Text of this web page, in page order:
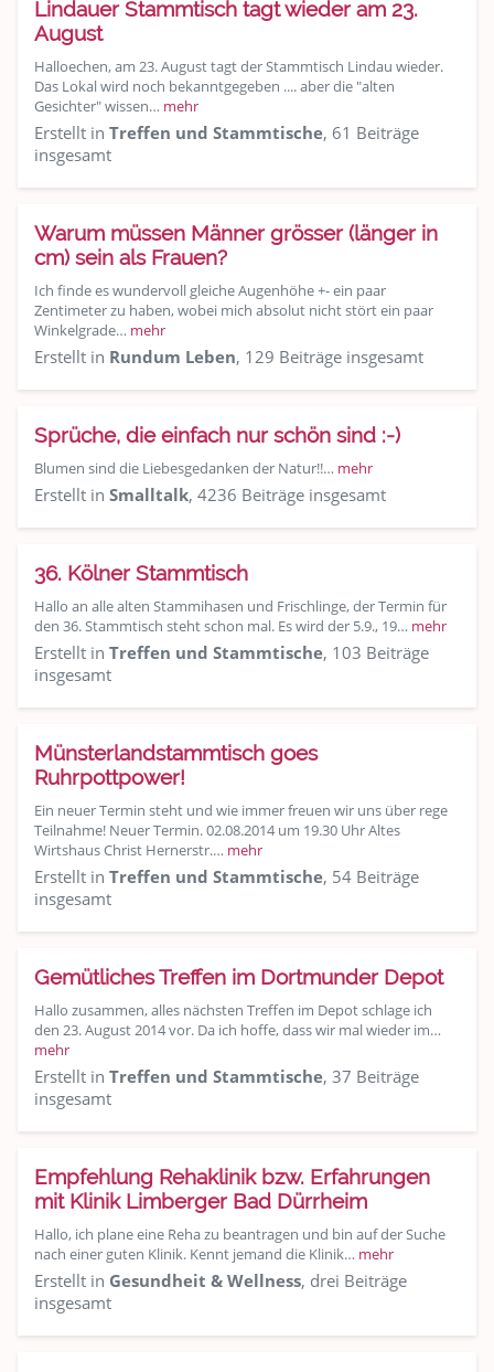
Lindauer Stammtisch tagt wieder am 23.
August
Halloechen, am 23. August tagt der Stammtisch Lindau wieder.
Das Lokal wird noch bekanntgegeben .... aber die "alten
Gesichter" wissen… mehr
Erstellt in Treffen und Stammtische, 61 Beiträge
insgesamt
Warum müssen Männer grösser (länger in
cm) sein als Frauen?
Ich finde es wundervoll gleiche Augenhöhe +- ein paar
Zentimeter zu haben, wobei mich absolut nicht stört ein paar
Winkelgrade… mehr
Erstellt in Rundum Leben, 129 Beiträge insgesamt
Sprüche, die einfach nur schön sind :-)
Blumen sind die Liebesgedanken der Natur!!… mehr
Erstellt in Smalltalk, 4236 Beiträge insgesamt
36. Kölner Stammtisch
Hallo an alle alten Stammihasen und Frischlinge, der Termin für
den 36. Stammtisch steht schon mal. Es wird der 5.9., 19… mehr
Erstellt in Treffen und Stammtische, 103 Beiträge
insgesamt
Münsterlandstammtisch goes
Ruhrpottpower!
Ein neuer Termin steht und wie immer freuen wir uns über rege
Teilnahme! Neuer Termin. 02.08.2014 um 19.30 Uhr Altes
Wirtshaus Christ Hernerstr.… mehr
Erstellt in Treffen und Stammtische, 54 Beiträge
insgesamt
Gemütliches Treffen im Dortmunder Depot
Hallo zusammen, alles nächsten Treffen im Depot schlage ich
den 23. August 2014 vor. Da ich hoffe, dass wir mal wieder im…
mehr
Erstellt in Treffen und Stammtische, 37 Beiträge
insgesamt
Empfehlung Rehaklinik bzw. Erfahrungen
mit Klinik Limberger Bad Dürrheim
Hallo, ich plane eine Reha zu beantragen und bin auf der Suche
nach einer guten Klinik. Kennt jemand die Klinik… mehr
Erstellt in Gesundheit & Wellness, drei Beiträge
insgesamt